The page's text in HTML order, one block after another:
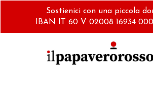
Sostienici con una piccola
IBAN IT 60 V 02008 16934